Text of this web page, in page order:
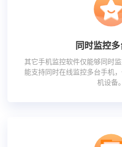
同时监控
其它手机监控软件仅能够同时
能支持同时在线监控多台手机
机设备。